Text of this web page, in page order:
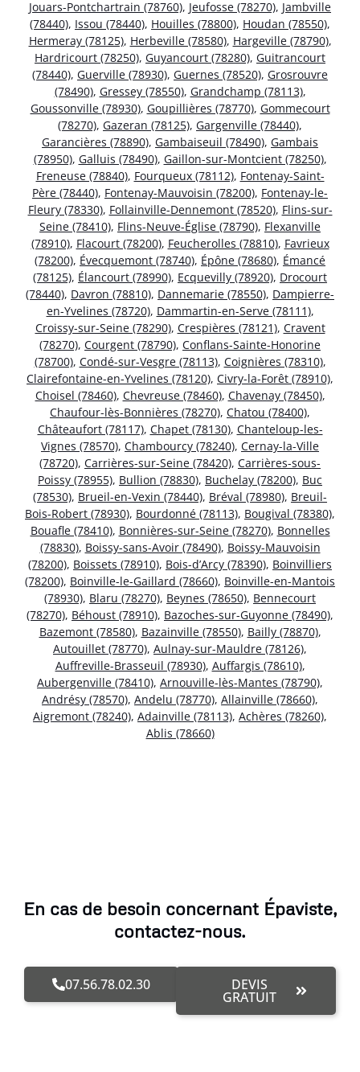
Jouars-Pontchartrain (78760), Jeufosse (78270), Jambville
(78440), Issou (78440), Houilles (78800), Houdan (78550),
Hermeray (78125), Herbeville (78580), Hargeville (78790),
Hardricourt (78250), Guyancourt (78280), Guitrancourt
(78440), Guerville (78930), Guernes (78520), Grosrouvre
(78490), Gressey (78550), Grandchamp (78113),
Goussonville (78930), Goupillières (78770), Gommecourt
(78270), Gazeran (78125), Gargenville (78440),
Garancières (78890), Gambaiseuil (78490), Gambais
(78950), Galluis (78490), Gaillon-sur-Montcient (78250),
Freneuse (78840), Fourqueux (78112), Fontenay-Saint-
Père (78440), Fontenay-Mauvoisin (78200), Fontenay-le-
Fleury (78330), Follainville-Dennemont (78520), Flins-sur-
Seine (78410), Flins-Neuve-Église (78790), Flexanville
(78910), Flacourt (78200), Feucherolles (78810), Favrieux
(78200), Évecquemont (78740), Épône (78680), Émancé
(78125), Élancourt (78990), Ecquevilly (78920), Drocourt
(78440), Davron (78810), Dannemarie (78550), Dampierre-
en-Yvelines (78720), Dammartin-en-Serve (78111),
Croissy-sur-Seine (78290), Crespières (78121), Cravent
(78270), Courgent (78790), Conflans-Sainte-Honorine
(78700), Condé-sur-Vesgre (78113), Coignières (78310),
Clairefontaine-en-Yvelines (78120), Civry-la-Forêt (78910),
Choisel (78460), Chevreuse (78460), Chavenay (78450),
Chaufour-lès-Bonnières (78270), Chatou (78400),
Châteaufort (78117), Chapet (78130), Chanteloup-les-
Vignes (78570), Chambourcy (78240), Cernay-la-Ville
(78720), Carrières-sur-Seine (78420), Carrières-sous-
Poissy (78955), Bullion (78830), Buchelay (78200), Buc
(78530), Brueil-en-Vexin (78440), Bréval (78980), Breuil-
Bois-Robert (78930), Bourdonné (78113), Bougival (78380),
Bouafle (78410), Bonnières-sur-Seine (78270), Bonnelles
(78830), Boissy-sans-Avoir (78490), Boissy-Mauvoisin
(78200), Boissets (78910), Bois-d’Arcy (78390), Boinvilliers
(78200), Boinville-le-Gaillard (78660), Boinville-en-Mantois
(78930), Blaru (78270), Beynes (78650), Bennecourt
(78270), Béhoust (78910), Bazoches-sur-Guyonne (78490),
Bazemont (78580), Bazainville (78550), Bailly (78870),
Autouillet (78770), Aulnay-sur-Mauldre (78126),
Auffreville-Brasseuil (78930), Auffargis (78610),
Aubergenville (78410), Arnouville-lès-Mantes (78790),
Andrésy (78570), Andelu (78770), Allainville (78660),
Aigremont (78240), Adainville (78113), Achères (78260),
Ablis (78660)
En cas de besoin concernant Épaviste,
contactez-nous.
07.56.78.02.30 DEVIS
GRATUIT